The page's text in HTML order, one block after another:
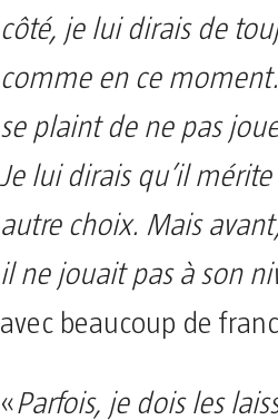
côté, je lui dirais de
comme en ce
se plaint de ne pas
Je lui dirais qu’il
autre choix. Mais
il ne jouait pas à son
avec beaucoup de
«Parfois, je dois les